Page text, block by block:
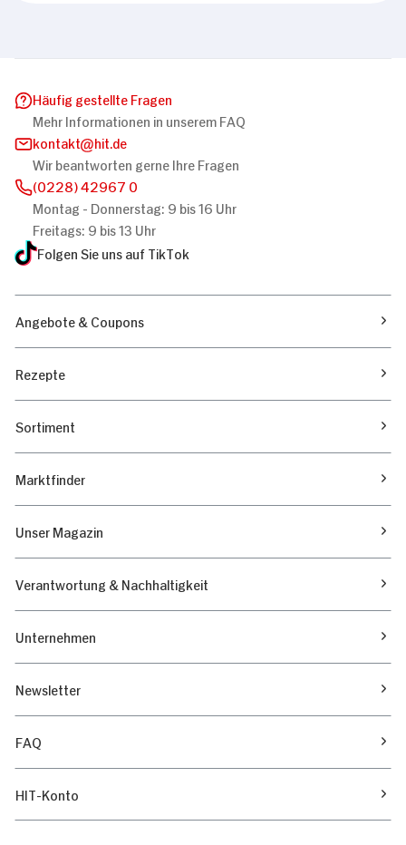
Häufig gestellte Fragen
Mehr Informationen in unserem FAQ
kontakt
hit.de
Wir beantworten gerne Ihre Fragen
(0228) 42967 0
Montag - Donnerstag: 9 bis 16 Uhr
Freitags: 9 bis 13 Uhr
Folgen Sie uns auf TikTok
Angebote & Coupons
Rezepte
Sortiment
Marktfinder
Unser Magazin
Verantwortung & Nachhaltigkeit
Unternehmen
Newsletter
FAQ
HIT-Konto